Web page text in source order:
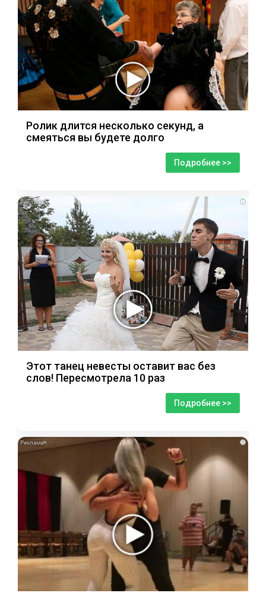
Ролик длится несколько секунд, а
смеяться вы будете долго
Подробнее >>
i
Этот танец невесты оставит вас без
слов! Пересмотрела 10 раз
Подробнее >>
i